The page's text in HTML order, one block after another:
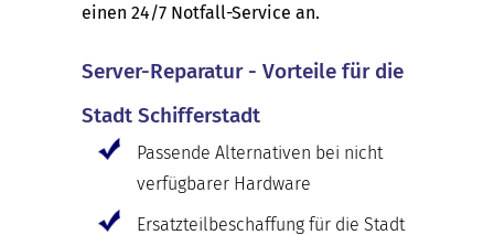
einen 24/7 Notfall-Service an.
Server-Reparatur - Vorteile für die
Stadt Schifferstadt
Passende Alternativen bei nicht
verfügbarer Hardware
Ersatzteilbeschaffung für die Stadt